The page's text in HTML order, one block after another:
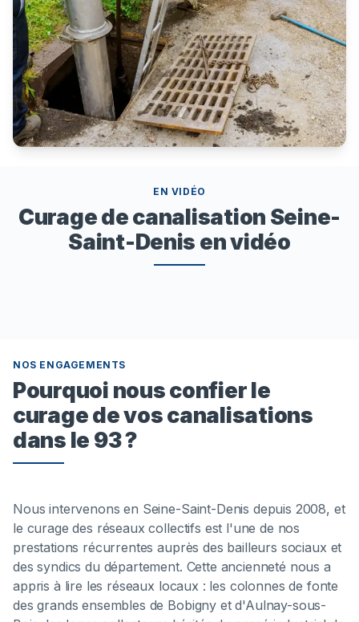
EN VIDÉO
Curage de canalisation Seine-
Saint-Denis en vidéo
NOS ENGAGEMENTS
Pourquoi nous confier le
curage de vos canalisations
dans le 93 ?
Nous intervenons en Seine-Saint-Denis depuis 2008, et
le curage des réseaux collectifs est l'une de nos
prestations récurrentes auprès des bailleurs sociaux et
des syndics du département. Cette ancienneté nous a
appris à lire les réseaux locaux : les colonnes de fonte
des grands ensembles de Bobigny et d'Aulnay-sous-